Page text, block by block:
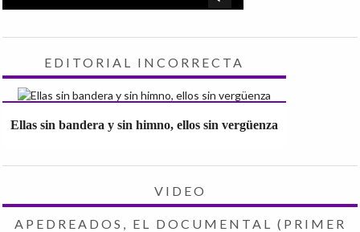
EDITORIAL INCORRECTA
Ellas sin bandera y sin himno, ellos sin vergüenza
VIDEO
APEDREADOS, EL DOCUMENTAL (PRIMER